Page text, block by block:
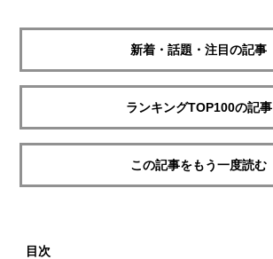
新着・話題・注目の記事
ランキングTOP100の記事
この記事をもう一度読む
目次